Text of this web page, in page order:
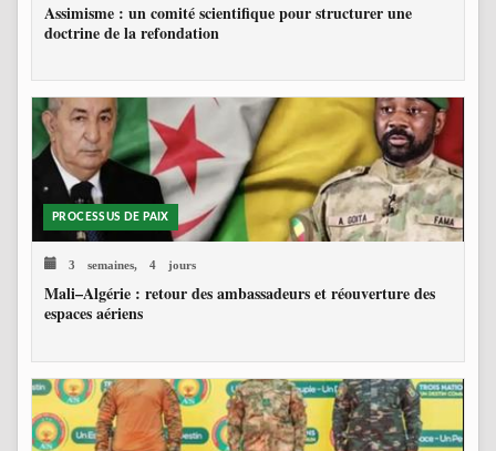
Assimisme : un comité scientifique pour structurer une
doctrine de la refondation
PROCESSUS DE PAIX
3 semaines, 4 jours
Mali–Algérie : retour des ambassadeurs et réouverture des
espaces aériens